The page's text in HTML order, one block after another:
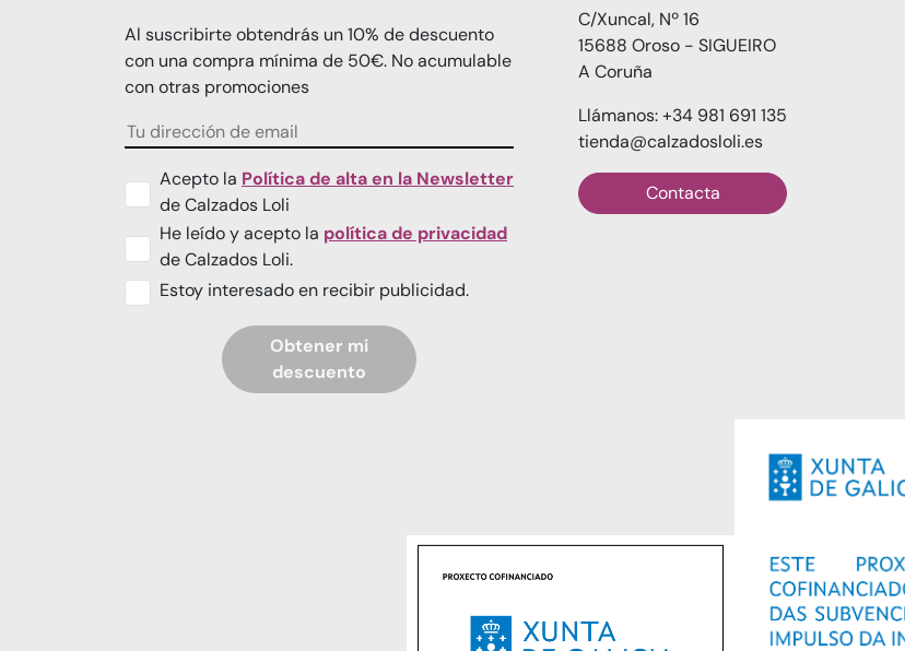
Al suscribirte obtendrás un 10% de descuento
con una compra mínima de 50€. No acumulable
con otras promociones
Acepto la Política de alta en la Newsletter
de Calzados Loli
He leído y acepto la política de privacidad
de Calzados Loli.
Estoy interesado en recibir publicidad.
Obtener mi
descuento
C/Xuncal, Nº 16
15688 Oroso - SIGUEIRO
A Coruña
Llámanos: +34 981 691 135
tienda@calzadosloli.es
Contacta